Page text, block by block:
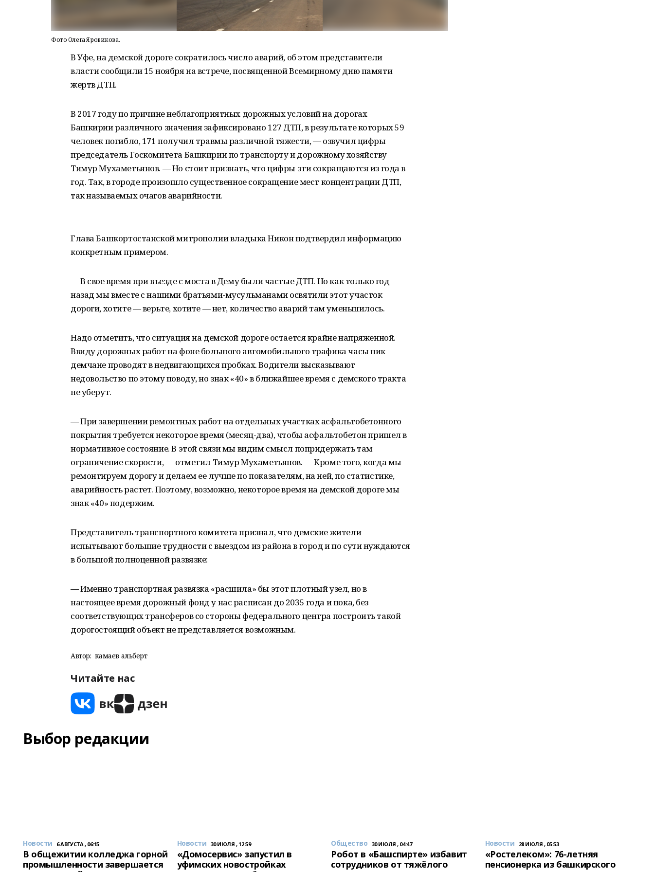
Фото Олега Яровикова.
В Уфе, на демской дороге сократилось число аварий, об этом представители
власти сообщили 15 ноября на встрече, посвященной Всемирному дню памяти
жертв ДТП.
В 2017 году по причине неблагоприятных дорожных условий на дорогах
Башкирии различного значения зафиксировано 127 ДТП, в результате которых 59
человек погибло, 171 получил травмы различной тяжести, — озвучил цифры
председатель Госкомитета Башкирии по транспорту и дорожному хозяйству
Тимур Мухаметьянов. — Но стоит признать, что цифры эти сокращаются из года в
год. Так, в городе произошло существенное сокращение мест концентрации ДТП,
так называемых очагов аварийности.
Глава Башкортостанской митрополии владыка Никон подтвердил информацию
конкретным примером.
— В свое время при въезде с моста в Дему были частые ДТП. Но как только год
назад мы вместе с нашими братьями-мусульманами освятили этот участок
дороги, хотите — верьте, хотите — нет, количество аварий там уменьшилось.
Надо отметить, что ситуация на демской дороге остается крайне напряженной.
Ввиду дорожных работ на фоне большого автомобильного трафика часы пик
демчане проводят в недвигающихся пробках. Водители высказывают
недовольство по этому поводу, но знак «40» в ближайшее время с демского тракта
не уберут.
— При завершении ремонтных работ на отдельных участках асфальтобетонного
покрытия требуется некоторое время (месяц-два), чтобы асфальтобетон пришел в
нормативное состояние. В этой связи мы видим смысл попридержать там
ограничение скорости, — отметил Тимур Мухаметьянов. — Кроме того, когда мы
ремонтируем дорогу и делаем ее лучше по показателям, на ней, по статистике,
аварийность растет. Поэтому, возможно, некоторое время на демской дороге мы
знак «40» подержим.
Представитель транспортного комитета признал, что демские жители
испытывают большие трудности с выездом из района в город и по сути нуждаются
в большой полноценной развязке:
— Именно транспортная развязка «расшила» бы этот плотный узел, но в
настоящее время дорожный фонд у нас расписан до 2035 года и пока, без
соответствующих трансферов со стороны федерального центра построить такой
дорогостоящий объект не представляется возможным.
Автор: камаев альберт
Читайте нас
Выбор редакции
Новости 6 АВГУСТА , 06:15
В общежитии колледжа горной
промышленности завершается
Новости 30 ИЮЛЯ , 12:59
«Домосервис» запустил в
уфимских новостройках
Общество 30 ИЮЛЯ , 04:47
Робот в «Башспирте» избавит
сотрудников от тяжёлого
Новости 28 ИЮЛЯ , 05:53
«Ростелеком»: 76-летняя
пенсионерка из башкирского